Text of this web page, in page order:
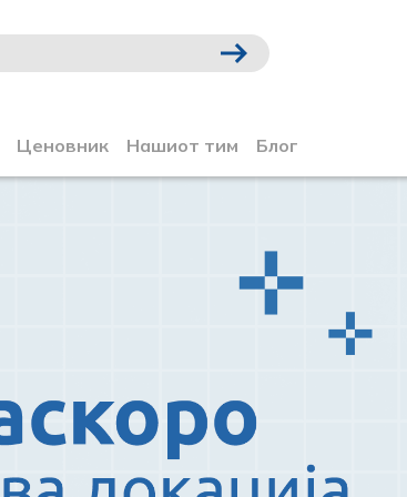
Ценовник Нашиот тим Блог